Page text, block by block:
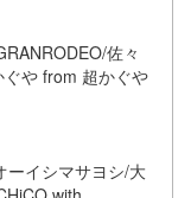
佐々
や from 超かぐや
イシマサヨシ/大